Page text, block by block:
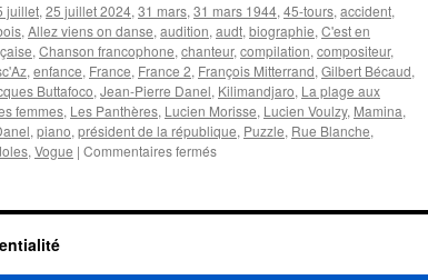
juillet, 25 juillet 2024, 31 mars, 31 mars 1944, 45-tours, accident,
, Allez viens on danse, audition, audt, biographie, C'est en
, Chanson francophone, chanteur, compilation, compositeur,
, enfance, France, France 2, François Mitterrand, Gilbert Bécaud,
Buttafoco, Jean-Pierre Danel, Kilimandjaro, La plage aux
femmes, Les Panthères, Lucien Morisse, Lucien Voulzy, Mamina,
, piano, président de la république, Puzzle, Rue Blanche,
, Vogue | Commentaires ferméssur